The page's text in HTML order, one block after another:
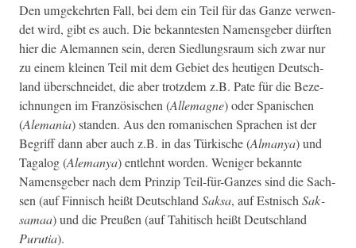
Den umgekehrten Fall, bei dem ein Teil für das Ganze ver­wen­
det wird, gibt es auch. Die bekan­ntesten Namensge­ber dürften
hier die Ale­man­nen sein, deren Sied­lungsraum sich zwar nur
zu einem kleinen Teil mit dem Gebi­et des heuti­gen Deutsch­
land über­schnei­det, die aber trotz­dem z.B. Pate für die Beze­
ich­nun­gen im Franzö­sis­chen (Alle­magne) oder Spanis­chen
(Ale­ma­nia) standen. Aus den roman­is­chen Sprachen ist der
Begriff dann aber auch z.B. in das Türkische (Almanya) und
Taga­log (Ale­manya) entlehnt wor­den. Weniger bekan­nte
Namensge­ber nach dem Prinzip Teil-für-Ganzes sind die Sach­
sen (auf Finnisch heißt Deutsch­landSak­sa, auf Est­nischSak­
samaa) und die Preußen (auf Tahi­tisch heißt Deutsch­land
Puru­tia).